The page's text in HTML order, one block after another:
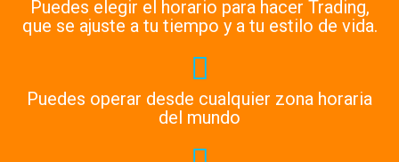
Puedes elegir el horario para hacer Trading,
que se ajuste a tu tiempo y a tu estilo de vida.
Puedes operar desde cualquier zona horaria
del mundo